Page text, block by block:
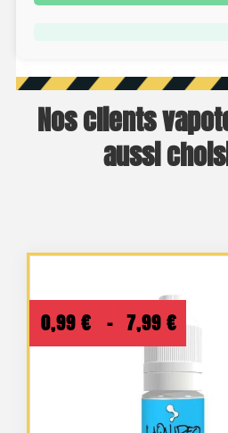
Nos clients
aussi
0,99 € – 7,99 € Plage
de
prix :
0,99 €